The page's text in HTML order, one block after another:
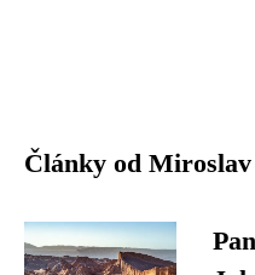
Články od Miroslav